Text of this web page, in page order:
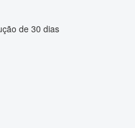
de 30 dias